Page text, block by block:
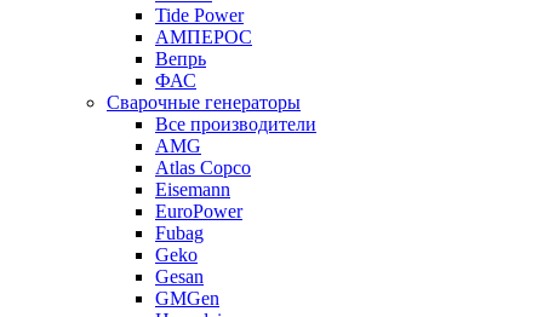
Tide Power
АМПЕРОС
Вепрь
ФАС
Сварочные генераторы
Все производители
AMG
Atlas Copco
Eisemann
EuroPower
Fubag
Geko
Gesan
GMGen